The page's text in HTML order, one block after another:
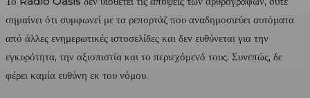
σημαίνει ότι συμφωνεί με τα ρεπορτάζ που αναδημοσιεύει αυτόματα
από άλλες ενημερωτικές ιστοσελίδες και δεν ευθύνεται για την
εγκυρότητα, την αξιοπιστία και το περιεχόμενό τους. Συνεπώς, δε
φέρει καμία ευθύνη εκ του νόμου.